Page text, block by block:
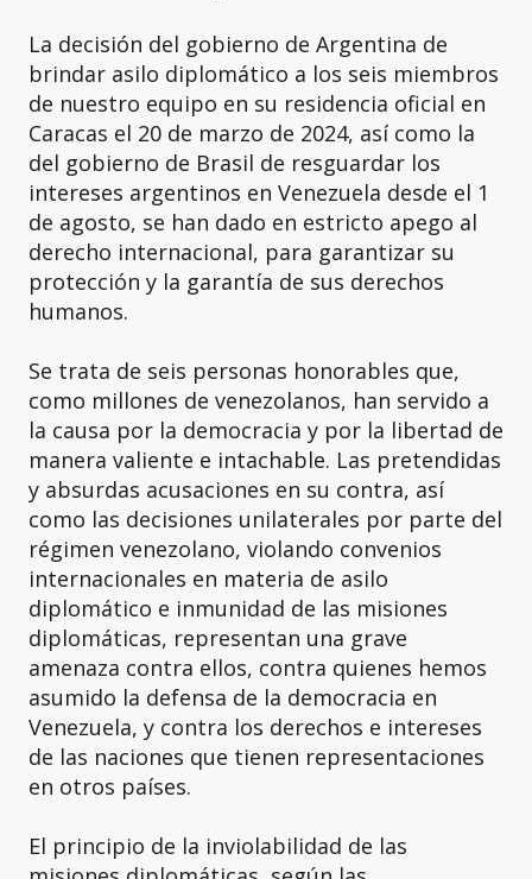
La decisión del gobierno de Argentina de
brindar asilo diplomático a los seis miembros
de nuestro equipo en su residencia oficial en
Caracas el 20 de marzo de 2024, así como la
del gobierno de Brasil de resguardar los
intereses argentinos en Venezuela desde el 1
de agosto, se han dado en estricto apego al
derecho internacional, para garantizar su
protección y la garantía de sus derechos
humanos.
Se trata de seis personas honorables que,
como millones de venezolanos, han servido a
la causa por la democracia y por la libertad de
manera valiente e intachable. Las pretendidas
y absurdas acusaciones en su contra, así
como las decisiones unilaterales por parte del
régimen venezolano, violando convenios
internacionales en materia de asilo
diplomático e inmunidad de las misiones
diplomáticas, representan una grave
amenaza contra ellos, contra quienes hemos
asumido la defensa de la democracia en
Venezuela, y contra los derechos e intereses
de las naciones que tienen representaciones
en otros países.
El principio de la inviolabilidad de las